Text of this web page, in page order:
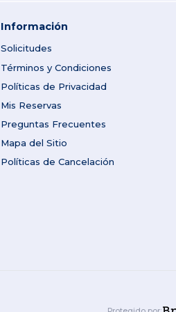
Información
Solicitudes
Términos y Condiciones
Políticas de Privacidad
Mis Reservas
Preguntas Frecuentes
Mapa del Sitio
Políticas de Cancelación